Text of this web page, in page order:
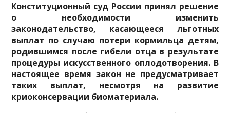
Конституционный суд России принял решение
о необходимости изменить
законодательство, касающееся льготных
выплат по случаю потери кормильца детям,
родившимся после гибели отца в результате
процедуры искусственного оплодотворения. В
настоящее время закон не предусматривает
таких выплат, несмотря на развитие
криоконсервации биоматериала.